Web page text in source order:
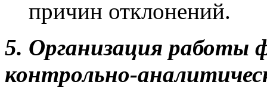
причин отклонений.
5. Организация работы
контрольно-